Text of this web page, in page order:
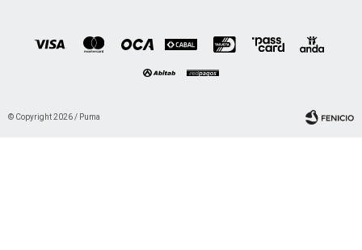
© Copyright 2026 / Puma